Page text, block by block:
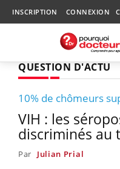
INSCRIPTION CONNEXION
QUESTION D'ACTU
10% de chômeurs
VIH : les
discriminés au
Par Julian Prial